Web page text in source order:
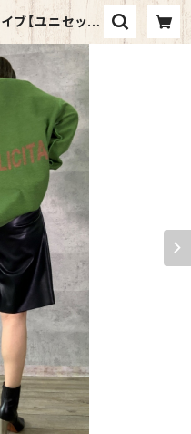
【ユニセック
リバーシブル
【先行
バリエ